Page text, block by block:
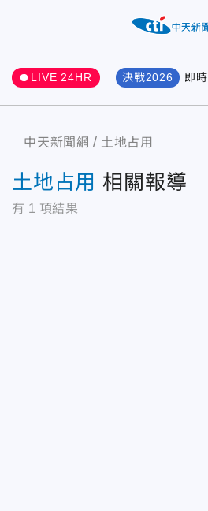
LIVE 24HR 決戰2026 即時
中天新聞網 土地占用
土地占用 相關報導
有 1 項結果